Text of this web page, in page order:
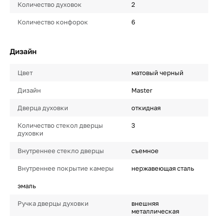
Количество духовок 2
Количество конфорок 6
Дизайн
Цвет матовый черный
Дизайн Master
Дверца духовки откидная
Количество стекол дверцы
духовки
3
Внутреннее стекло дверцы съемное
Внутреннее покрытие камеры нержавеющая сталь
эмаль
Ручка дверцы духовки
внешняя
металлическая